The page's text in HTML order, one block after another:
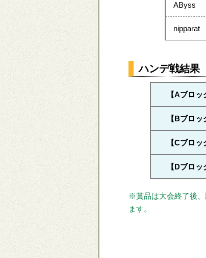
AByss
nipparat
ハンデ戦結果
【Aブロッ
【Bブロッ
【Cブロッ
【Dブロッ
※賞品は大会終了後、
ます。